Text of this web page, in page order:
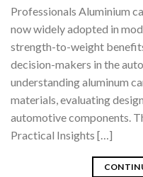
Professionals Aluminium
now widely adopted in
strength-to-weight
decision-makers in the
understanding aluminum
materials, evaluating
automotive components.
Practical Insights […]